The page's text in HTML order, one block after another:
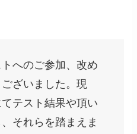
へのご参加、改め
ざいました。現
テスト結果や頂い
それらを踏まえま